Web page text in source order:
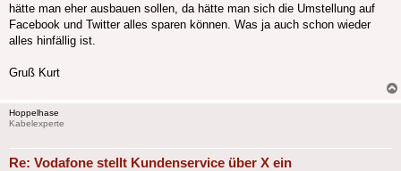
hätte man eher ausbauen sollen, da hätte man sich die Umstellung auf
Facebook und Twitter alles sparen können. Was ja auch schon wieder
alles hinfällig ist.
Gruß Kurt
Hoppelhase
Kabelexperte
Re: Vodafone stellt Kundenservice über X ein